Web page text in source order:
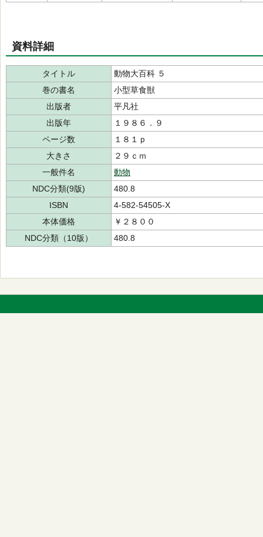
資料詳細
タイトル
動物大百科 ５
巻の書名
小型草食獣
出版者
平凡社
出版年
１９８６．９
ページ数
１８１ｐ
大きさ
２９ｃｍ
一般件名
動物
NDC分類(9版)
480.8
ISBN
4-582-54505-X
本体価格
￥２８００
NDC分類（10版）
480.8